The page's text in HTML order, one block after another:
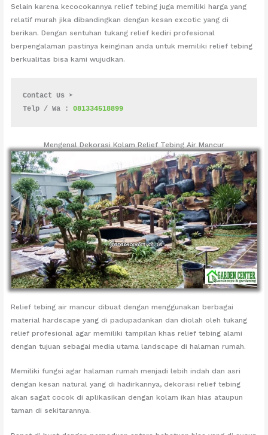
Selain karena kecocokannya relief tebing juga memiliki harga yang
relatif murah jika dibandingkan dengan kesan excotic yang di
berikan. Dengan sentuhan tukang relief kediri profesional
berpengalaman pastinya keinginan anda untuk memiliki relief tebing
berkualitas bisa kami wujudkan.
Contact Us ➤
Telp / Wa : 081334518899
Mengenal Dekorasi Kolam Relief Tebing Air Mancur
Relief tebing air mancur dibuat dengan menggunakan berbagai
material hardscape yang di padupadankan dan diolah oleh tukang
relief profesional agar memiliki tampilan khas relief tebing alami
dengan tujuan sebagai media utama landscape di halaman rumah.
Memiliki fungsi agar halaman rumah menjadi lebih indah dan asri
dengan kesan natural yang di hadirkannya, dekorasi relief tebing
akan sagat cocok di aplikasikan dengan kolam ikan hias ataupun
taman di sekitarannya.